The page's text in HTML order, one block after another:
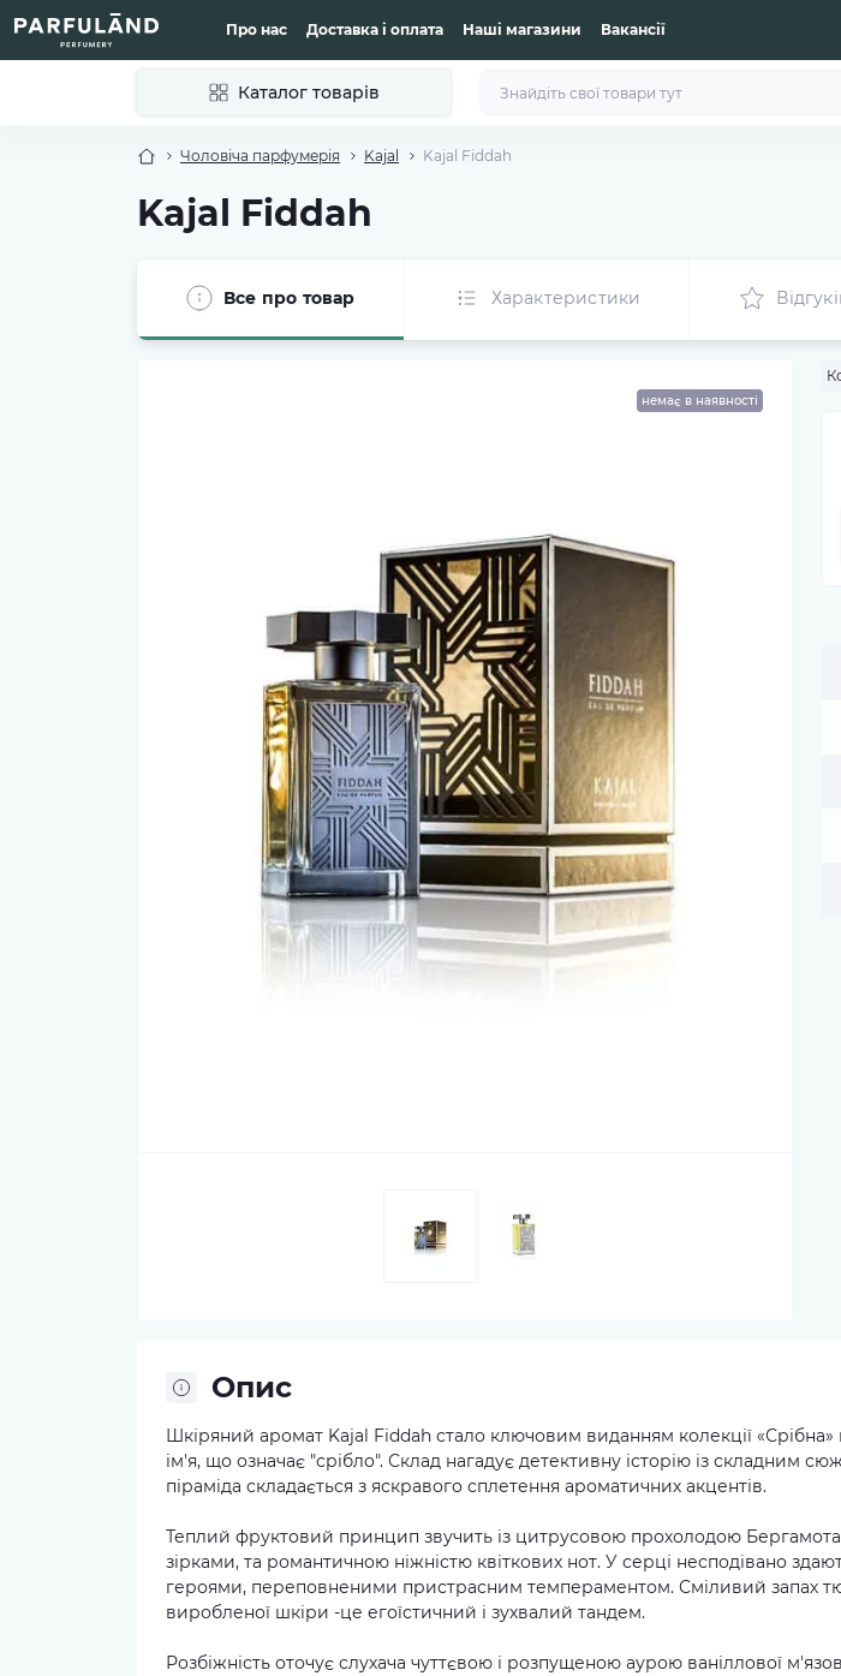
Про нас Доставка і оплата Наші магазини Вакансії
Каталог товарів
Чоловіча парфумерія Kajal Kajal Fiddah
Kajal Fiddah
Все про товар Характеристики
немає в наявності
Опис
Шкіряний аромат Kajal Fiddah стало ключовим виданням колекції «Срібна»
ім'я, що означає "срібло". Склад нагадує детективну історію із складним
піраміда складається з яскравого сплетення ароматичних акцентів.
Теплий фруктовий принцип звучить із цитрусовою прохолодою
зірками, та романтичною ніжністю квіткових нот. У серці несподівано
героями, переповненими пристрасним темпераментом. Сміливий запах
виробленої шкіри -це егоїстичний і зухвалий тандем.
Розбіжність оточує слухача чуттєвою і розпущеною аурою ваніллової